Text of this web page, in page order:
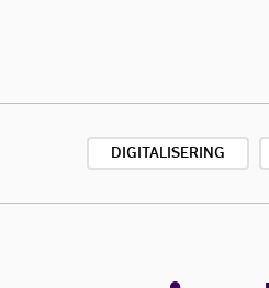
DIGITALISERING